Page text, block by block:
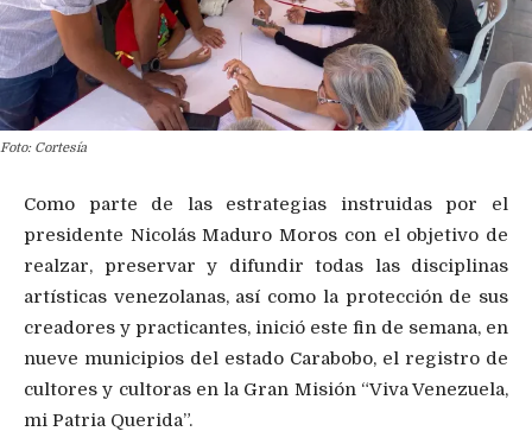
Foto: Cortesía
Como parte de las estrategias instruidas por el
presidente Nicolás Maduro Moros con el objetivo de
realzar, preservar y difundir todas las disciplinas
artísticas venezolanas, así como la protección de sus
creadores y practicantes, inició este fin de semana, en
nueve municipios del estado Carabobo, el registro de
cultores y cultoras en la Gran Misión “Viva Venezuela,
mi Patria Querida”.